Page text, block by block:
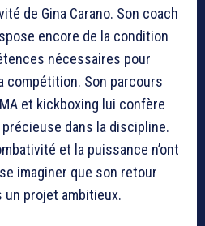
de Gina Carano. Son coach
encore de la condition
nécessaires pour
compétition. Son parcours
et kickboxing lui confère
dans la discipline.
et la puissance n’ont
imaginer que son retour
un projet ambitieux.